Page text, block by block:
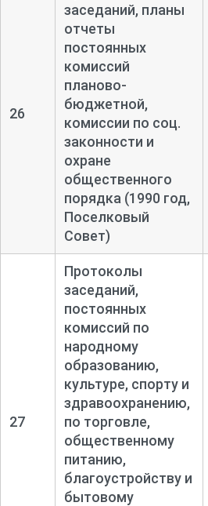
26
заседаний, планы
отчеты
постоянных
комиссий
планово-
бюджетной,
комиссии по соц.
законности и
охране
общественного
порядка (1990 год,
Поселковый
Совет)
27
Протоколы
заседаний,
постоянных
комиссий по
народному
образованию,
культуре, спорту и
здравоохранению,
по торговле,
общественному
питанию,
благоустройству и
бытовому